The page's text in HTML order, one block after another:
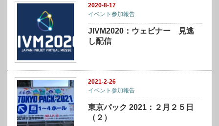
2020-8-17
イベント参加報告
JIVM2020：ウェビナー 見逃
し配信
2021-2-26
イベント参加報告
東京パック 2021：２月２５日
（２）